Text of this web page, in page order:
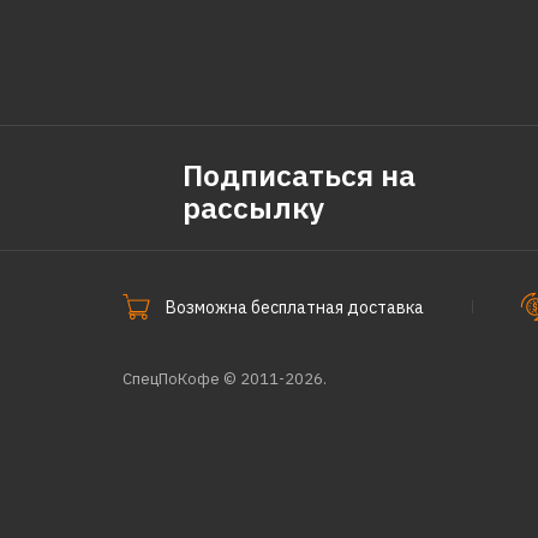
Подписаться на
рассылку
Возможна бесплатная доставка
СпецПоКофе © 2011-2026.